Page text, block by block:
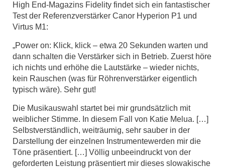
High End-Magazins Fidelity findet sich ein fantastischer
Test der Referenzverstärker Canor Hyperion P1 und
Virtus M1:
„Power on: Klick, klick – etwa 20 Sekunden warten und
dann schalten die Verstärker sich in Betrieb. Zuerst höre
ich nichts und erhöhe die Lautstärke – wieder nichts,
kein Rauschen (was für Röhrenverstärker eigentlich
typisch wäre). Sehr gut!
Die Musikauswahl startet bei mir grundsätzlich mit
weiblicher Stimme. In diesem Fall von Katie Melua. […]
Selbstverständlich, weiträumig, sehr sauber in der
Darstellung der einzelnen Instrumentewerden mir die
Töne präsentiert. […] Völlig unbeeindruckt von der
geforderten Leistung präsentiert mir dieses slowakische